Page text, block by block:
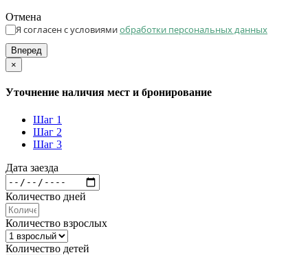
Отмена
Я согласен с условиямиобработки персональных данных
Вперед
×
Уточнение наличия мест и бронирование
Шаг 1
Шаг 2
Шаг 3
Дата заезда
Количество дней
Количество взрослых
Количество детей